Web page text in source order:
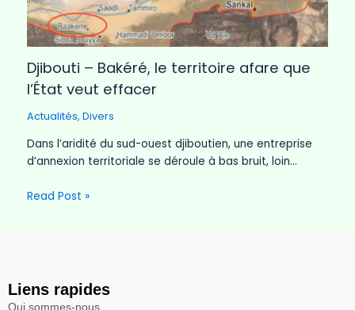
Djibouti – Bakéré, le territoire afare que
l’État veut effacer
Actualités,Divers
Dans l’aridité du sud-ouest djiboutien, une entreprise
d’annexion territoriale se déroule à bas bruit, loin…
Read Post »
Liens rapides
Qui sommes-nous